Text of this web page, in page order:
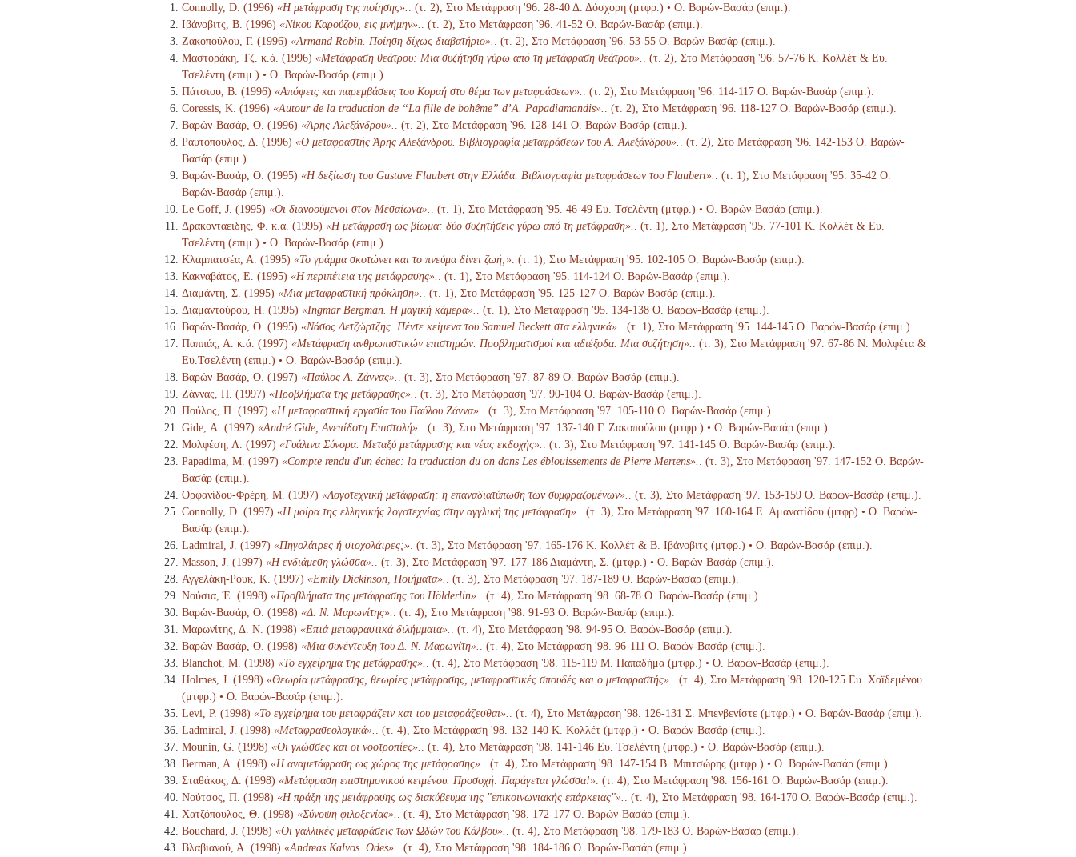
Connolly, D. (1996) «Η μετάφραση της ποίησης».
. (τ. 2), Στο Μετάφραση '96. 28-40 Δ. Δόσχορη (μτφρ.) • Ο. Βαρών-Βασάρ (επιμ.).
Ιβάνοβιτς, Β. (1996) «Νίκου Καρούζου, εις μνήμην».
. (τ. 2), Στο Μετάφραση '96. 41-52 Ο. Βαρών-Βασάρ (επιμ.).
Ζακοπούλου, Γ. (1996) «Armand Robin. Ποίηση δίχως διαβατήριο».
. (τ. 2), Στο Μετάφραση '96. 53-55 Ο. Βαρών-Βασάρ (επιμ.).
Μαστοράκη, Τζ. κ.ά. (1996) «Μετάφραση θεάτρου: Μια συζήτηση γύρω από τη μετάφραση θεάτρου».
. (τ. 2), Στο Μετάφραση '96. 57-76 Κ. Κολλέτ & Ευ.
Τσελέντη (επιμ.) • Ο. Βαρών-Βασάρ (επιμ.).
Πάτσιου, Β. (1996) «Απόψεις και παρεμβάσεις του Κοραή στο θέμα των μεταφράσεων».
. (τ. 2), Στο Μετάφραση '96. 114-117 Ο. Βαρών-Βασάρ (επιμ.).
Coressis, Κ. (1996) «Autour de la traduction de “La fille de bohême” d’A. Papadiamandis».
. (τ. 2), Στο Μετάφραση '96. 118-127 Ο. Βαρών-Βασάρ (επιμ.).
Βαρών-Βασάρ, Ο. (1996) «Άρης Αλεξάνδρου».
. (τ. 2), Στο Μετάφραση '96. 128-141 Ο. Βαρών-Βασάρ (επιμ.).
Ραυτόπουλος, Δ. (1996) «Ο μεταφραστής Άρης Αλεξάνδρου. Βιβλιογραφία μεταφράσεων του Α. Αλεξάνδρου».
. (τ. 2), Στο Μετάφραση '96. 142-153 Ο. Βαρών-
Βασάρ (επιμ.).
Βαρών-Βασάρ, Ο. (1995) «Η δεξίωση του Gustave Flaubert στην Ελλάδα. Βιβλιογραφία μεταφράσεων του Flaubert».
. (τ. 1), Στο Μετάφραση '95. 35-42 Ο.
Βαρών-Βασάρ (επιμ.).
Le Goff, J. (1995) «Οι διανοούμενοι στον Μεσαίωνα».
. (τ. 1), Στο Μετάφραση '95. 46-49 Ευ. Τσελέντη (μτφρ.) • Ο. Βαρών-Βασάρ (επιμ.).
Δρακονταειδής, Φ. κ.ά. (1995) «Η μετάφραση ως βίωμα: δύο συζητήσεις γύρω από τη μετάφραση».
. (τ. 1), Στο Μετάφραση '95. 77-101 Κ. Κολλέτ & Ευ.
Τσελέντη (επιμ.) • Ο. Βαρών-Βασάρ (επιμ.).
Κλαμπατσέα, Α. (1995) «Το γράμμα σκοτώνει και το πνεύμα δίνει ζωή;» . (τ. 1), Στο Μετάφραση '95. 102-105 Ο. Βαρών-Βασάρ (επιμ.).
Κακναβάτος, Ε. (1995) «Η περιπέτεια της μετάφρασης».
. (τ. 1), Στο Μετάφραση '95. 114-124 Ο. Βαρών-Βασάρ (επιμ.).
Διαμάντη, Σ. (1995) «Μια μεταφραστική πρόκληση».
. (τ. 1), Στο Μετάφραση '95. 125-127 Ο. Βαρών-Βασάρ (επιμ.).
Διαμαντούρου, Η. (1995) «Ingmar Bergman. Η μαγική κάμερα».
. (τ. 1), Στο Μετάφραση '95. 134-138 Ο. Βαρών-Βασάρ (επιμ.).
Βαρών-Βασάρ, Ο. (1995) «Νάσος Δετζώρτζης. Πέντε κείμενα του Samuel Beckett στα ελληνικά».
. (τ. 1), Στο Μετάφραση '95. 144-145 Ο. Βαρών-Βασάρ (επιμ.).
Παππάς, Α. κ.ά. (1997) «Μετάφραση ανθρωπιστικών επιστημών. Προβληματισμοί και αδιέξοδα. Μια συζήτηση».
. (τ. 3), Στο Μετάφραση '97. 67-86 Ν. Μολφέτα &
Ευ.Τσελέντη (επιμ.) • Ο. Βαρών-Βασάρ (επιμ.).
Βαρών-Βασάρ, Ο. (1997) «Παύλος Α. Ζάννας».
. (τ. 3), Στο Μετάφραση '97. 87-89 Ο. Βαρών-Βασάρ (επιμ.).
Ζάννας, Π. (1997) «Προβλήματα της μετάφρασης».
. (τ. 3), Στο Μετάφραση '97. 90-104 Ο. Βαρών-Βασάρ (επιμ.).
Πούλος, Π. (1997) «Η μεταφραστική εργασία του Παύλου Ζάννα».
. (τ. 3), Στο Μετάφραση '97. 105-110 Ο. Βαρών-Βασάρ (επιμ.).
Gide, Α. (1997) «André Gide, Ανεπίδοτη Επιστολή».
. (τ. 3), Στο Μετάφραση '97. 137-140 Γ. Ζακοπούλου (μτφρ.) • Ο. Βαρών-Βασάρ (επιμ.).
Μολφέση, Λ. (1997) «Γυάλινα Σύνορα. Μεταξύ μετάφρασης και νέας εκδοχής».
. (τ. 3), Στο Μετάφραση '97. 141-145 Ο. Βαρών-Βασάρ (επιμ.).
Papadima, M. (1997) «Compte rendu d'un échec: la traduction du on dans Les éblouissements de Pierre Mertens».
. (τ. 3), Στο Μετάφραση '97. 147-152 Ο. Βαρών-
Βασάρ (επιμ.).
Ορφανίδου-Φρέρη, Μ. (1997) «Λογοτεχνική μετάφραση: η επαναδιατύπωση των συμφραζομένων».
. (τ. 3), Στο Μετάφραση '97. 153-159 Ο. Βαρών-Βασάρ (επιμ.).
Connolly, D. (1997) «Η μοίρα της ελληνικής λογοτεχνίας στην αγγλική της μετάφραση».
. (τ. 3), Στο Μετάφραση '97. 160-164 Ε. Αμανατίδου (μτφρ) • Ο. Βαρών-
Βασάρ (επιμ.).
Ladmiral, J. (1997) «Πηγολάτρες ή στοχολάτρες;» . (τ. 3), Στο Μετάφραση '97. 165-176 Κ. Κολλέτ & Β. Ιβάνοβιτς (μτφρ.) • Ο. Βαρών-Βασάρ (επιμ.).
Masson, J. (1997) «Η ενδιάμεση γλώσσα».
. (τ. 3), Στο Μετάφραση '97. 177-186 Διαμάντη, Σ. (μτφρ.) • Ο. Βαρών-Βασάρ (επιμ.).
Αγγελάκη-Ρουκ, Κ. (1997) «Emily Dickinson, Ποιήματα».
. (τ. 3), Στο Μετάφραση '97. 187-189 Ο. Βαρών-Βασάρ (επιμ.).
Νούσια, Έ. (1998) «Προβλήματα της μετάφρασης του Hölderlin».
. (τ. 4), Στο Μετάφραση '98. 68-78 Ο. Βαρών-Βασάρ (επιμ.).
Βαρών-Βασάρ, Ο. (1998) «Δ. Ν. Μαρωνίτης».
. (τ. 4), Στο Μετάφραση '98. 91-93 Ο. Βαρών-Βασάρ (επιμ.).
Μαρωνίτης, Δ. Ν. (1998) «Επτά μεταφραστικά διλήμματα».
. (τ. 4), Στο Μετάφραση '98. 94-95 Ο. Βαρών-Βασάρ (επιμ.).
Βαρών-Βασάρ, Ο. (1998) «Μια συνέντευξη του Δ. Ν. Μαρωνίτη».
. (τ. 4), Στο Μετάφραση '98. 96-111 Ο. Βαρών-Βασάρ (επιμ.).
Blanchot, M. (1998) «Το εγχείρημα της μετάφρασης».
. (τ. 4), Στο Μετάφραση '98. 115-119 Μ. Παπαδήμα (μτφρ.) • Ο. Βαρών-Βασάρ (επιμ.).
Holmes, J. (1998) «Θεωρία μετάφρασης, θεωρίες μετάφρασης, μεταφραστικές σπουδές και ο μεταφραστής».
. (τ. 4), Στο Μετάφραση '98. 120-125 Ευ. Χαϊδεμένου
(μτφρ.) • Ο. Βαρών-Βασάρ (επιμ.).
Levi, P. (1998) «Το εγχείρημα του μεταφράζειν και του μεταφράζεσθαι».
. (τ. 4), Στο Μετάφραση '98. 126-131 Σ. Μπενβενίστε (μτφρ.) • Ο. Βαρών-Βασάρ (επιμ.).
Ladmiral, J. (1998) «Μεταφρασεολογικά».
. (τ. 4), Στο Μετάφραση '98. 132-140 Κ. Κολλέτ (μτφρ.) • Ο. Βαρών-Βασάρ (επιμ.).
Mounin, G. (1998) «Οι γλώσσες και οι νοοτροπίες».
. (τ. 4), Στο Μετάφραση '98. 141-146 Ευ. Τσελέντη (μτφρ.) • Ο. Βαρών-Βασάρ (επιμ.).
Berman, A. (1998) «Η αναμετάφραση ως χώρος της μετάφρασης».
. (τ. 4), Στο Μετάφραση '98. 147-154 Β. Μπιτσώρης (μτφρ.) • Ο. Βαρών-Βασάρ (επιμ.).
Σταθάκος, Δ. (1998) «Μετάφραση επιστημονικού κειμένου. Προσοχή: Παράγεται γλώσσα!» . (τ. 4), Στο Μετάφραση '98. 156-161 Ο. Βαρών-Βασάρ (επιμ.).
Νούτσος, Π. (1998) «Η πράξη της μετάφρασης ως διακύβευμα της "επικοινωνιακής επάρκειας"».
. (τ. 4), Στο Μετάφραση '98. 164-170 Ο. Βαρών-Βασάρ (επιμ.).
Χατζόπουλος, Θ. (1998) «Σύνοψη φιλοξενίας».
. (τ. 4), Στο Μετάφραση '98. 172-177 Ο. Βαρών-Βασάρ (επιμ.).
Bouchard, J. (1998) «Οι γαλλικές μεταφράσεις των Ωδών του Κάλβου».
. (τ. 4), Στο Μετάφραση '98. 179-183 Ο. Βαρών-Βασάρ (επιμ.).
Βλαβιανού, Α. (1998) «Andreas Kalvos. Odes».
. (τ. 4), Στο Μετάφραση '98. 184-186 Ο. Βαρών-Βασάρ (επιμ.).